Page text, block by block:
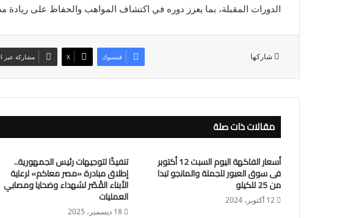
الدورات المقبلة، بما يعزز دوره في اكتشاف المواهب والحفاظ على ريادة
شاركها فيسبوك X مشاركة عبر
مقالات ذات صلة
أسعار الفاكهة اليوم السبت 12 أكتوبر
فى سوق العبور للجملة والمانجو تبدا
من 25 للكيلو
12 أكتوبر، 2024
تنفيذًا لتوجيهات رئيس الجمهورية..
إطلاق مبادرة «مصر معاكم» لرعاية
الأبناء القُصّر لشهداء وضحايا ومصابي
العمليات
18 ديسمبر، 2025